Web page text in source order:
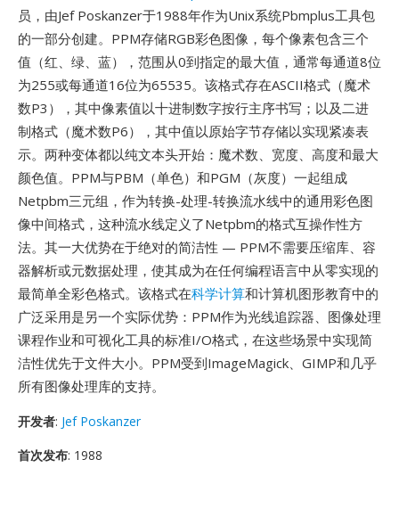
员，由Jef Poskanzer于1988年作为Unix系统Pbmplus工具包
的一部分创建。PPM存储RGB彩色图像，每个像素包含三个
值（红、绿、蓝），范围从0到指定的最大值，通常每通道8位
为255或每通道16位为65535。该格式存在ASCII格式（魔术
数P3），其中像素值以十进制数字按行主序书写；以及二进
制格式（魔术数P6），其中值以原始字节存储以实现紧凑表
示。两种变体都以纯文本头开始：魔术数、宽度、高度和最大
颜色值。PPM与PBM（单色）和PGM（灰度）一起组成
Netpbm三元组，作为转换-处理-转换流水线中的通用彩色图
像中间格式，这种流水线定义了Netpbm的格式互操作性方
法。其一大优势在于绝对的简洁性 — PPM不需要压缩库、容
器解析或元数据处理，使其成为在任何编程语言中从零实现的
最简单全彩色格式。该格式在科学计算和计算机图形教育中的
广泛采用是另一个实际优势：PPM作为光线追踪器、图像处理
课程作业和可视化工具的标准I/O格式，在这些场景中实现简
洁性优先于文件大小。PPM受到ImageMagick、GIMP和几乎
所有图像处理库的支持。
开发者: Jef Poskanzer
首次发布: 1988